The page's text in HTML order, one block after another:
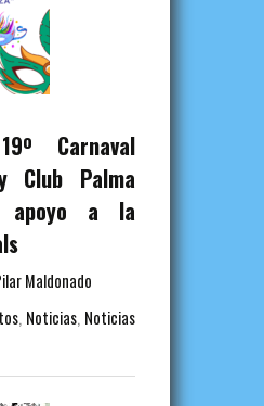
Carnaval
Club Palma
apoyo a la
Maldonado
, Noticias, Noticias